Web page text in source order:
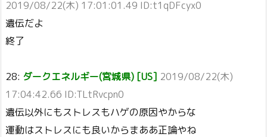
2019/08/22(木) 17:01:01.49 ID:t1qDFcyx0
遺伝だよ
終了
28: ダークエネルギー(宮城県) [US] 2019/08/22(木)
17:04:42.66 ID:TLtRvcpn0
遺伝以外にもストレスもハゲの原因やからな
運動はストレスにも良いからまああ正論やね